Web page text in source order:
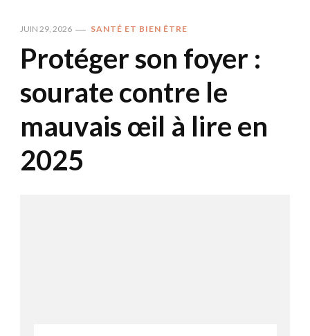
JUIN 29, 2026 SANTÉ ET BIEN ÊTRE
Protéger son foyer :
sourate contre le
mauvais œil à lire en
2025